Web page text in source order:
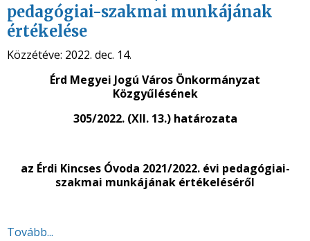
pedagógiai-szakmai munkájának
értékelése
Közzétéve: 2022. dec. 14.
Érd Megyei Jogú Város Önkormányzat
Közgyűlésének
305/2022. (XII. 13.) határozata
az Érdi Kincses Óvoda 2021/2022. évi pedagógiai-
szakmai munkájának értékeléséről
Tovább...